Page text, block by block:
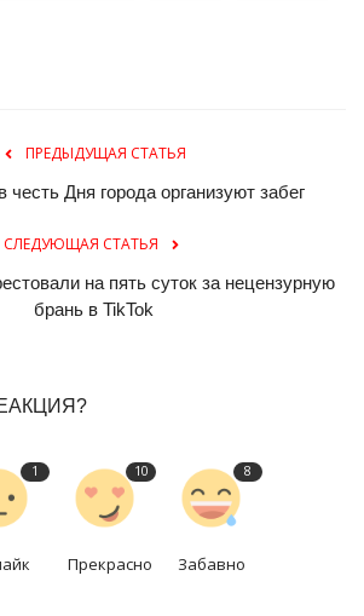
ПРЕДЫДУЩАЯ СТАТЬЯ
Дня города организуют забег
СЛЕДУЮЩАЯ СТАТЬЯ
на пять суток за нецензурную
брань в TikTok
1 10
Прекрасно
8
Забавно